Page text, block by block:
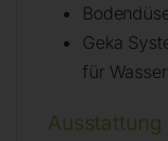
Geka
für
Ausstattung